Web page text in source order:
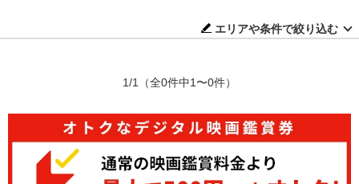
エリアや条件で絞り込む
1/1 （全0件中1〜0件）